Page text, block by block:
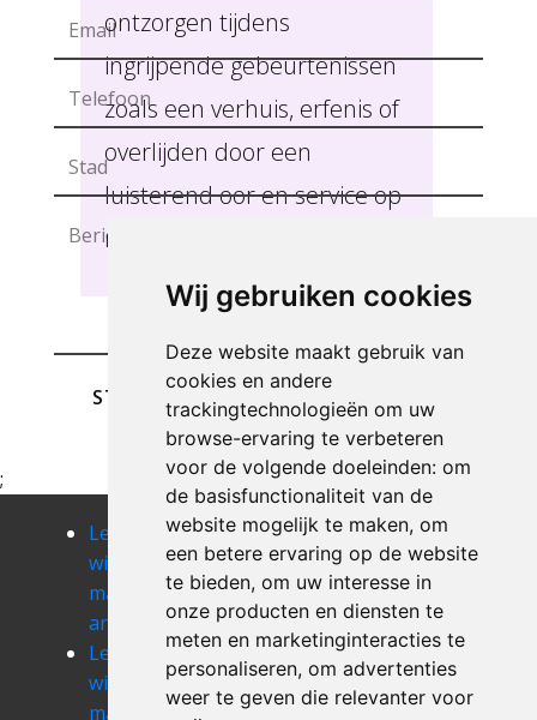
Wij gebruiken cookies
Deze website maakt gebruik van
cookies en andere
trackingtechnologieën om uw
browse-ervaring te verbeteren
voor de volgende doeleinden: om
de basisfunctionaliteit van de
website mogelijk te maken, om
een betere ervaring op de website
te bieden, om uw interesse in
onze producten en diensten te
meten en marketinginteracties te
personaliseren, om advertenties
weer te geven die relevanter voor
ontzorgen tijdens
ingrijpende gebeurtenissen
zoals een verhuis, erfenis of
overlijden door een
luisterend oor en service op
maat te bieden Amougies .
STUREN
;
Leegmaken
winkel of
magazij
anderlues
Leegmaken
winkel of
magazij
angre
Leegmaken
winkel of
magazij
angreau
Leegmaken
winkel of
magazij
Leegmaken
winkel of
magazij
Leegmaken
winkel of
magazij